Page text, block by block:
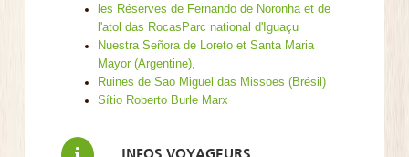
les Réserves de Fernando de Noronha et de
l'atol das Rocas Parc national d'Iguaçu
Nuestra Señora de Loreto et Santa Maria
Mayor (Argentine),
Ruines de Sao Miguel das Missoes (Brésil)
Sítio Roberto Burle Marx
INFOS VOYAGEURS